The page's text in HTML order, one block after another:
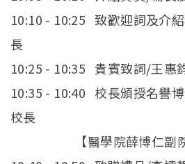
10:10 - 10:25 致歡迎詞及介
長
10:25 - 10:35 貴賓致詞/王惠
10:35 - 10:40 校長頒授名譽
校長
【醫學院薛博仁副院長